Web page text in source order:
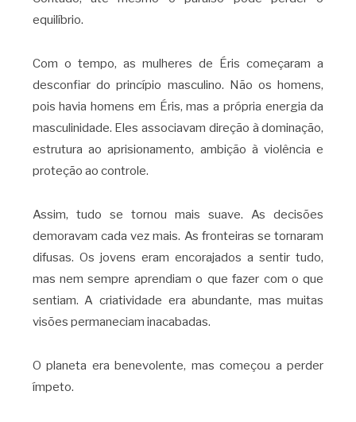
equilíbrio.
Com o tempo, as mulheres de Éris começaram a
desconfiar do princípio masculino. Não os homens,
pois havia homens em Éris, mas a própria energia da
masculinidade. Eles associavam direção à dominação,
estrutura ao aprisionamento, ambição à violência e
proteção ao controle.
Assim, tudo se tornou mais suave. As decisões
demoravam cada vez mais. As fronteiras se tornaram
difusas. Os jovens eram encorajados a sentir tudo,
mas nem sempre aprendiam o que fazer com o que
sentiam. A criatividade era abundante, mas muitas
visões permaneciam inacabadas.
O planeta era benevolente, mas começou a perder
ímpeto.